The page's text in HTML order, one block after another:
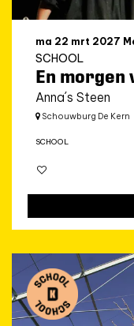
En morgen
Anna´s Steen
SCHOOL
ma 22 mrt 2027
Schouwburg De Kern
SCHOOL